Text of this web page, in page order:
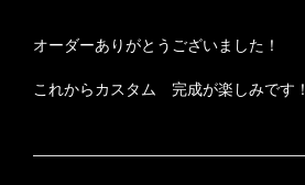
オーダーありがとうございました！
これからカスタム 完成が楽しみです！